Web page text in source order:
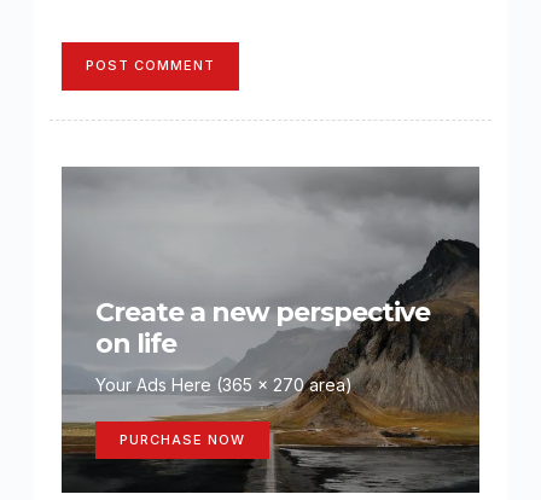
POST COMMENT
Create a new perspective
on life
Your Ads Here (365 x 270 area)
PURCHASE NOW